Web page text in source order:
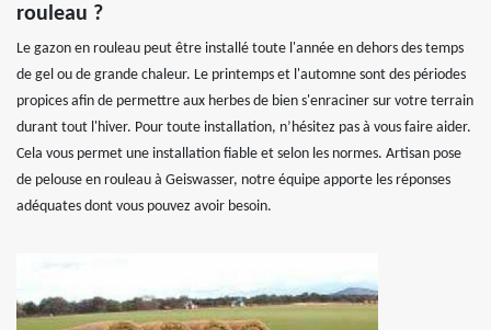
rouleau ?
Le gazon en rouleau peut être installé toute l'année en dehors des temps
de gel ou de grande chaleur. Le printemps et l'automne sont des périodes
propices afin de permettre aux herbes de bien s'enraciner sur votre terrain
durant tout l'hiver. Pour toute installation, n’hésitez pas à vous faire aider.
Cela vous permet une installation fiable et selon les normes. Artisan pose
de pelouse en rouleau à Geiswasser, notre équipe apporte les réponses
adéquates dont vous pouvez avoir besoin.